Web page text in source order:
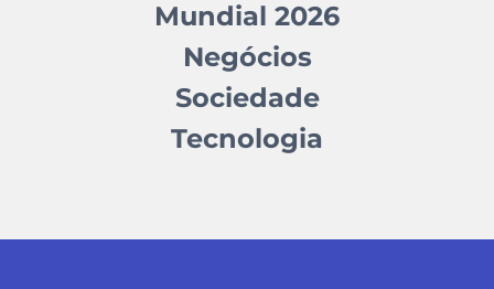
Mundial 2026
Negócios
Sociedade
Tecnologia